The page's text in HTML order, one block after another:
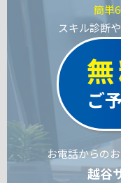
簡単
スキル診断
ご
お電話からの
越谷